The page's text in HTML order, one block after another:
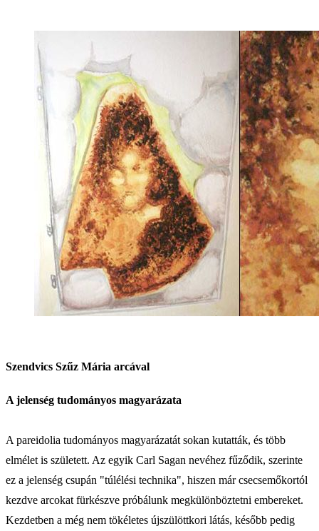
Szendvics Szűz Mária arcával
A jelenség tudományos magyarázata
A pareidolia tudományos magyarázatát sokan kutatták, és több
elmélet is született. Az egyik Carl Sagan nevéhez fűződik, szerinte
ez a jelenség csupán "túlélési technika", hiszen már csecsemőkortól
kezdve arcokat fürkészve próbálunk megkülönböztetni embereket.
Kezdetben a még nem tökéletes újszülöttkori látás, később pedig